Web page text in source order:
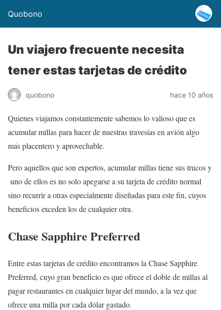
Quobono
Un viajero frecuente necesita
tener estas tarjetas de crédito
quobono hace 10 años
Quienes viajamos constantemente sabemos lo valioso que es
acumular millas para hacer de nuestras travesías en avión algo
más placentero y aprovechable.
Pero aquellos que son expertos, acumular millas tiene sus trucos y
uno de ellos es no solo apegarse a su tarjeta de crédito normal
sino recurrir a otras especialmente diseñadas para este fin, cuyos
beneficios exceden los de cualquier otra.
Chase Sapphire Preferred
Entre estas tarjetas de crédito encontramos la Chase Sapphire
Preferred, cuyo gran beneficio es que ofrece el doble de millas al
pagar restaurantes en cualquier lugar del mundo, a la vez que
ofrece una milla por cada dólar gastado.